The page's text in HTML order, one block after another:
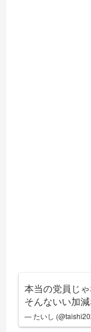
本当の党員じ
そんないい加
— たいし